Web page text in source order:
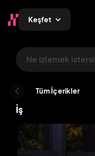
Keşfet
Tüm İçerikler
İş